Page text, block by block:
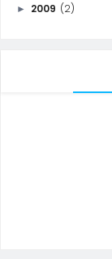
► 2009 (2)